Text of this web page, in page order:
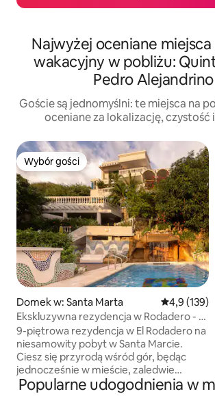
Najwyżej oceniane
wakacyjny w pobliżu:
Pedro Alejandrino
Goście są jednomyślni: te miejsca na
oceniane za lokalizację, czystość
Wybór gości
Wybór gości
Domek w: Santa Marta Średnia
4,9 (139)
Ekskluzywna rezydencja w Rodadero - 9
poziomów
9-piętrowa rezydencja w El Rodadero na
niesamowity pobyt w Santa Marcie.
Ciesz się przyrodą wśród gór, będąc
jednocześnie w mieście, zaledwie
10 minut spacerem od plaży. Mamy
Popularne udogodnienia w